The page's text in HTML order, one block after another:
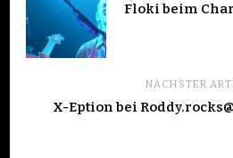
Floki beim
NÄCHSTER
X-Eption bei